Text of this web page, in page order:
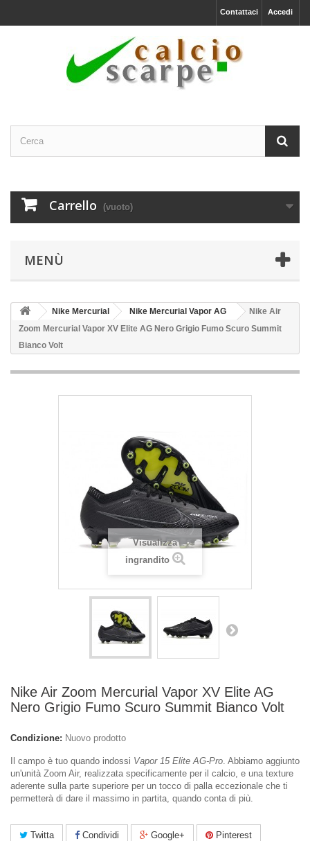
Accedi
Contattaci
Carrello (vuoto)
MENÙ
Nike Mercurial Nike Mercurial Vapor AG
Nike Air
Zoom Mercurial Vapor XV Elite AG Nero Grigio Fumo Scuro Summit
Bianco Volt
Visualizza
ingrandito
Nike Air Zoom Mercurial Vapor XV Elite AG
Nero Grigio Fumo Scuro Summit Bianco Volt
Condizione: Nuovo prodotto
Il campo è tuo quando indossi Vapor 15 Elite AG-Pro. Abbiamo aggiunto
un'unità Zoom Air, realizzata specificamente per il calcio, e una texture
aderente sulla parte superiore per un tocco di palla eccezionale che ti
permetterà di dare il massimo in partita, quando conta di più.
Twitta Condividi Google+ Pinterest